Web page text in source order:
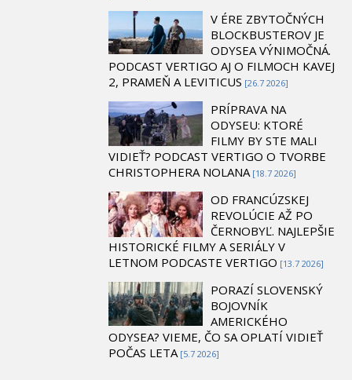
V ÉRE ZBYTOČNÝCH
BLOCKBUSTEROV JE
ODYSEA VÝNIMOČNÁ.
PODCAST VERTIGO AJ O FILMOCH KAVEJ
2, PRAMEŇ A LEVITICUS [26.7 2026]
PRÍPRAVA NA
ODYSEU: KTORÉ
FILMY BY STE MALI
VIDIEŤ? PODCAST VERTIGO O TVORBE
CHRISTOPHERA NOLANA [18.7 2026]
OD FRANCÚZSKEJ
REVOLÚCIE AŽ PO
ČERNOBYĽ. NAJLEPŠIE
HISTORICKÉ FILMY A SERIÁLY V
LETNOM PODCASTE VERTIGO [13.7 2026]
PORAZÍ SLOVENSKÝ
BOJOVNÍK
AMERICKÉHO
ODYSEA? VIEME, ČO SA OPLATÍ VIDIEŤ
POČAS LETA [5.7 2026]